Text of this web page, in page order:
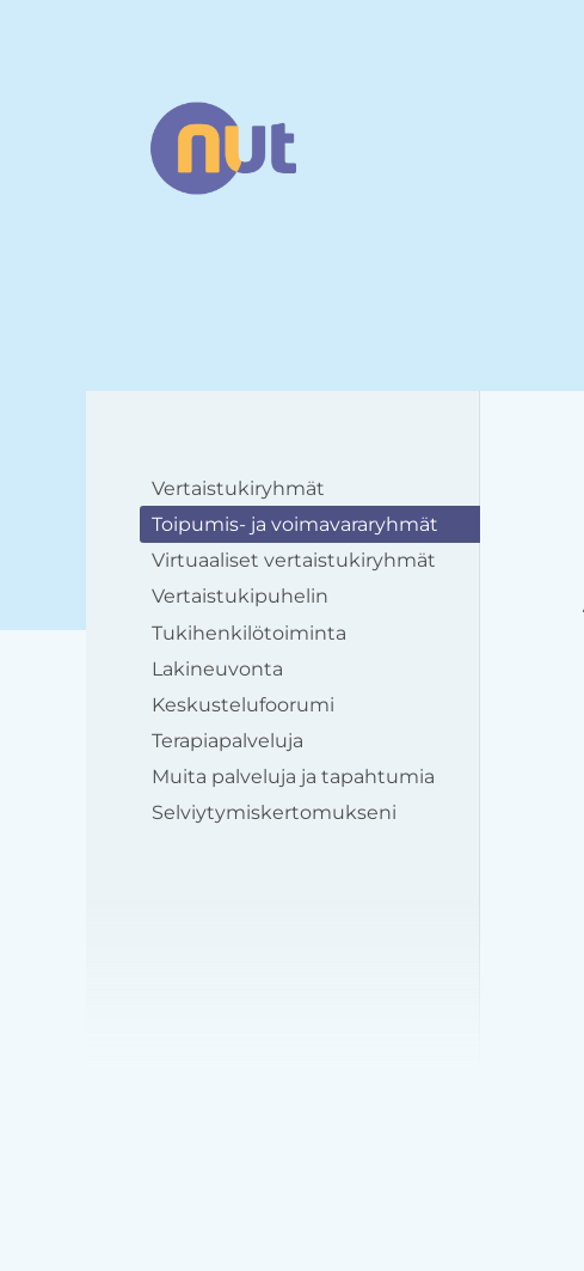
Narsismin uhrien tuki ry
Vertaistukiryhmät
Toipumis- ja voimavararyhmät
Virtuaaliset vertaistukiryhmät
Vertaistukipuhelin
Tukihenkilötoiminta
Lakineuvonta
Keskustelufoorumi
Terapiapalveluja
Muita palveluja ja tapahtumia
Selviytymiskertomukseni